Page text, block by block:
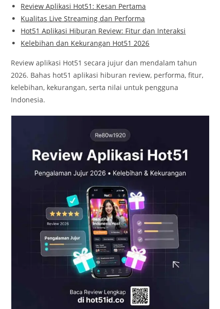
Review Aplikasi Hot51: Kesan Pertama
Kualitas Live Streaming dan Performa
Hot51 Aplikasi Hiburan Review: Fitur dan Interaksi
Kelebihan dan Kekurangan Hot51 2026
Review aplikasi Hot51 secara jujur dan mendalam tahun
2026. Bahas hot51 aplikasi hiburan review, performa, fitur,
kelebihan, kekurangan, serta nilai untuk pengguna
Indonesia.